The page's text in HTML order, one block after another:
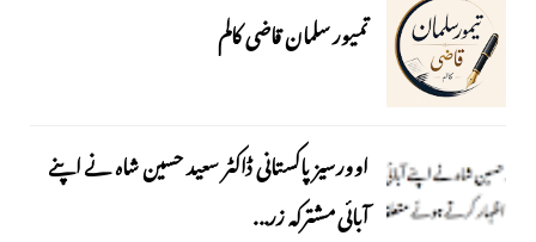
تمیور سلمان قاضی کالم
اوورسیز پاکستانی ڈاکٹر سعید حسین شاہ نے اپنے
آبائی مشترکہ زر...